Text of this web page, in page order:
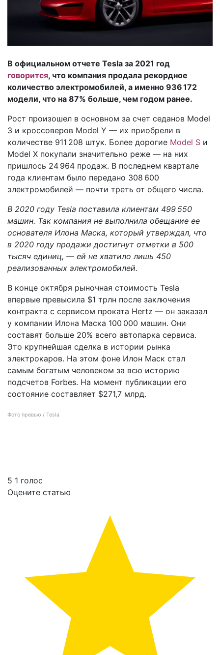
В официальном отчете Tesla за 2021 год
говорится, что компания продала рекордное
количество электромобилей, а именно 936 172
модели, что на 87% больше, чем годом ранее.
Рост произошел в основном за счет седанов Model
3 и кроссоверов Model Y — их приобрели в
количестве 911 208 штук. Более дорогие Model S и
Model X покупали значительно реже — на них
пришлось 24 964 продаж. В последнем квартале
года клиентам было передано 308 600
электромобилей — почти треть от общего числа.
В 2020 году Tesla поставила клиентам 499 550
машин. Так компания не выполнила обещание ее
основателя Илона Маска, который утверждал, что
в 2020 году продажи достигнут отметки в 500
тысяч единиц, — ей не хватило лишь 450
реализованных электромобилей.
В конце октября рыночная стоимость Tesla
впервые превысила $1 трлн после заключения
контракта с сервисом проката Hertz — он заказал
у компании Илона Маска 100 000 машин. Они
составят больше 20% всего автопарка сервиса.
Это крупнейшая сделка в истории рынка
электрокаров. На этом фоне Илон Маск стал
самым богатым человеком за всю историю
подсчетов Forbes. На момент публикации его
состояние составляет $271,7 млрд.
Фото превью / Tesla
5 1 голос
Оцените статью